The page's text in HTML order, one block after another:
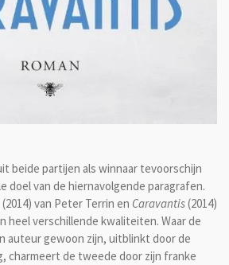
beide partijen als winnaar tevoorschijn
doel van de hiernavolgende paragrafen.
(2014) van Peter Terrin en Caravantis(2014)
heel verschillende kwaliteiten. Waar de
auteur gewoon zijn, uitblinkt door de
charmeert de tweede door zijn franke